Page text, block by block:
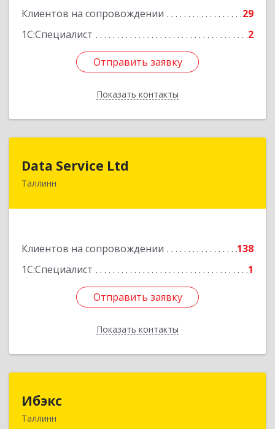
Клиентов на сопровождении
29
1С:Специалист
2
Отправить заявку
Показать контакты
Отправить заявку
Назад
Data Service Ltd
Таллинн
Клиентов на сопровождении
138
1С:Специалист
1
Отправить заявку
Показать контакты
Отправить заявку
Назад
Ибэкс
ТаллиннТаллин, 13522, ул. Вабаыхумуузеуми, 5/II - 37